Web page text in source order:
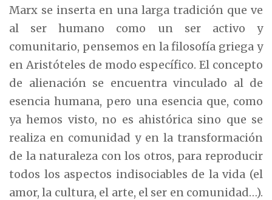
Marx se inserta en una larga tradición que ve
al ser humano como un ser activo y
comunitario, pensemos en la filosofía griega y
en Aristóteles de modo específico. El concepto
de alienación se encuentra vinculado al de
esencia humana, pero una esencia que, como
ya hemos visto, no es ahistórica sino que se
realiza en comunidad y en la transformación
de la naturaleza con los otros, para reproducir
todos los aspectos indisociables de la vida (el
amor, la cultura, el arte, el ser en comunidad…).